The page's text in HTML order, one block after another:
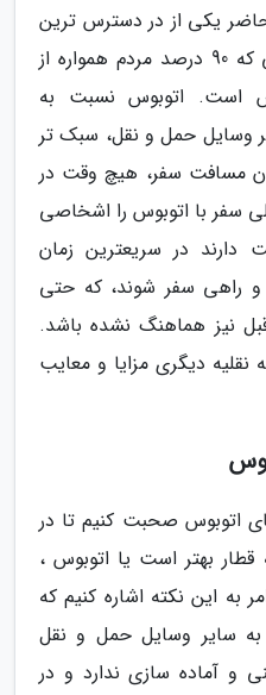
یکی از در دسترس ترین
و برترین وسایل نقلیه عمومی که 90 درصد مردم همواره از
است. اتوبوس نسبت به
حمل و نقل، سبک تر
مسافت سفر، هیچ وقت در
سفر با اتوبوس را اشخاصی
دارند در سریعترین زمان
و راهی سفر شوند، که حتی
نیز هماهنگ نشده باشد.
نقلیه دیگری مزایا و معایب
اتوبوس صحبت کنیم تا در
قطار بهتر است یا اتوبوس ،
به این نکته اشاره کنیم که
سایر وسایل حمل و نقل
و آماده سازی ندارد و در